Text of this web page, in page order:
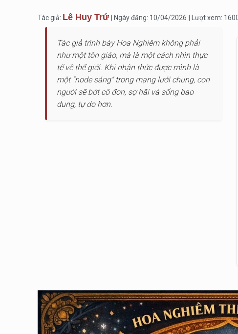
Tác giả: Lê Huy Trứ | Ngày đăng: 10/04/2026 | Lượt xem:
Tác giả trình bày Hoa Nghiêm không phải
như một tôn giáo, mà là một cách nhìn thực
tế về thế giới. Khi nhận thức được mình là
một "node sáng" trong mạng lưới chung, con
người sẽ bớt cô đơn, sợ hãi và sống bao
dung, tự do hơn.